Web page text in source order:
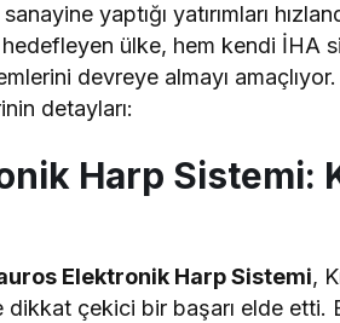
yaptığı yatırımları
ülke, hem kendi İHA
devreye almayı
detayları:
Harp Sistemi:
Elektronik Harp Sistemi,
dikkat çekici bir başarı elde etti.